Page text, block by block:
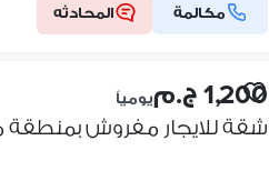
مكالمة المحادثه
1,200 ج.م يومياً